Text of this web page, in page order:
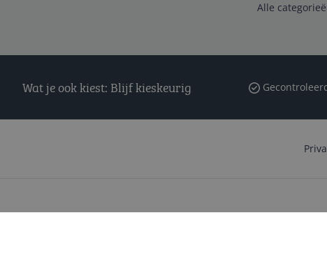
Alle
Wat je ook kiest: Blijf kieskeurig